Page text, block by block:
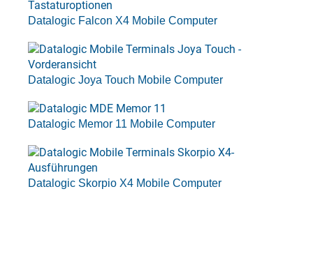
Datalogic Falcon X4 Mobile Computer
Datalogic Joya Touch Mobile Computer
Datalogic Memor 11 Mobile Computer
Datalogic Skorpio X4 Mobile Computer